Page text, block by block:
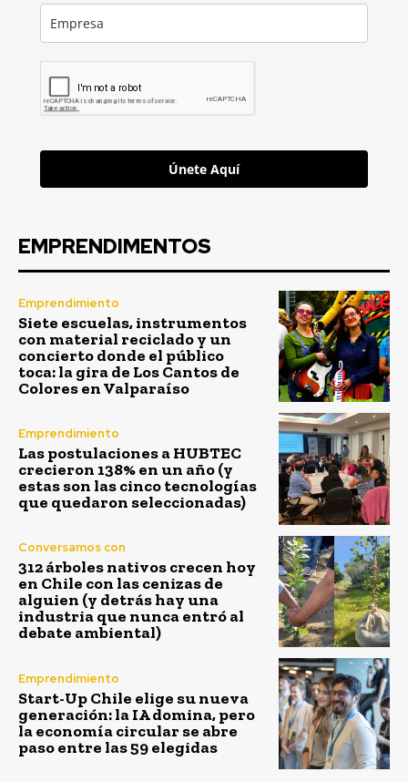
Únete Aquí
EMPRENDIMENTOS
Emprendimiento
Siete escuelas, instrumentos
con material reciclado y un
concierto donde el público
toca: la gira de Los Cantos de
Colores en Valparaíso
Emprendimiento
Las postulaciones a HUBTEC
crecieron 138% en un año (y
estas son las cinco tecnologías
que quedaron seleccionadas)
Conversamos con
312 árboles nativos crecen hoy
en Chile con las cenizas de
alguien (y detrás hay una
industria que nunca entró al
debate ambiental)
Emprendimiento
Start-Up Chile elige su nueva
generación: la IA domina, pero
la economía circular se abre
paso entre las 59 elegidas